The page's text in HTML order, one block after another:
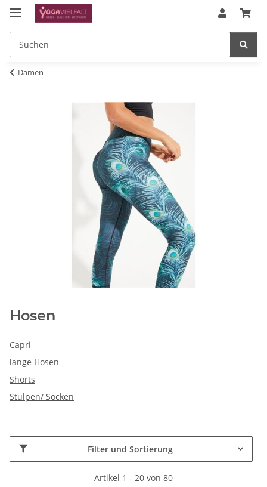
Damen
Hosen
Capri
lange Hosen
Shorts
Stulpen/ Socken
Filter und Sortierung
Artikel 1 - 20 von 80